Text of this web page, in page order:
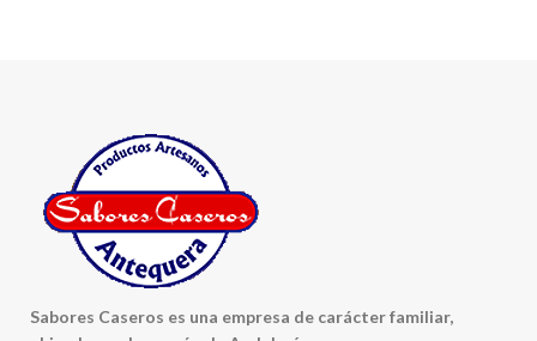
Sabores Caseros es una empresa de carácter familiar,